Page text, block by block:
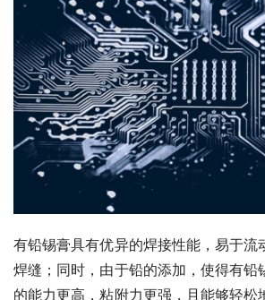
有铅锡膏具有优异的焊接性能，易于流
焊缝；同时，由于铅的添加，使得有铅
的能力更高，粘附力更强，且能够轻松